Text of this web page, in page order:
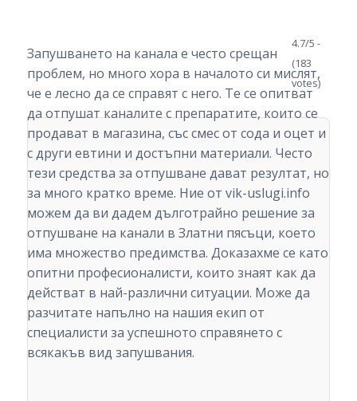
Запушването на канала е често срещан
проблем, но много хора в началото си мислят,
че е лесно да се справят с него. Те се опитват
да отпушат каналите с препаратите, които се
продават в магазина, със смес от сода и оцет и
с други евтини и достъпни материали. Често
тези средства за отпушване дават резултат, но
за много кратко време. Ние от vik-uslugi.info
можем да ви дадем дълготрайно решение за
отпушване на канали в Златни пясъци, което
има множество предимства. Доказахме се като
опитни професионалисти, които знаят как да
действат в най-различни ситуации. Може да
разчитате напълно на нашия екип от
специалисти за успешното справянето с
всякакъв вид запушвания.
4.7/5 -
(183
votes)